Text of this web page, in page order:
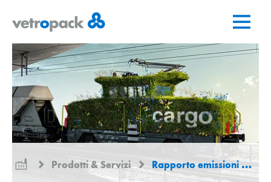
alla
pagina
iniziale
contenuto
contatto
Prodotti & Servizi Rapporto emissioni di FFS Cargo Svizzera